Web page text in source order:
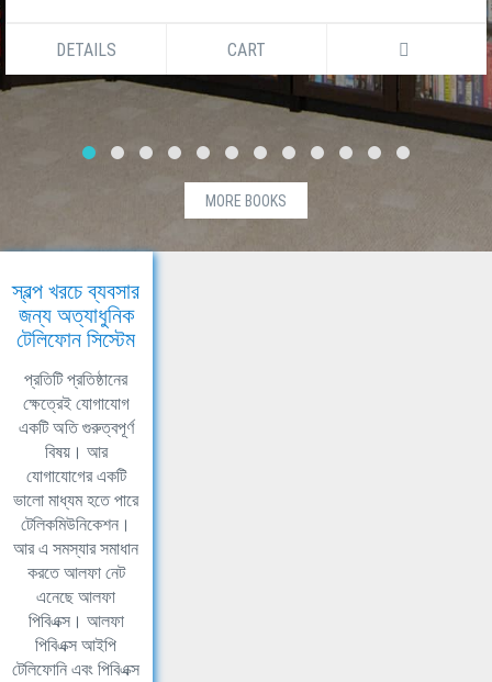
DETAILS CART
MORE BOOKS
স্বল্প খরচে ব্যবসার
জন্য অত্যাধুনিক
টেলিফোন সিস্টেম
প্রতিটি প্রতিষ্ঠানের
ক্ষেত্রেই যোগাযোগ
একটি অতি গুরুত্বপূর্ণ
বিষয়। আর
যোগাযোগের একটি
ভালো মাধ্যম হতে পারে
টেলিকমিউনিকেশন।
আর এ সমস্যার সমাধান
করতে আলফা নেট
এনেছে আলফা
পিবিএক্স। আলফা
পিবিএক্স আইপি
টেলিফোনি এবং পিবিএক্স